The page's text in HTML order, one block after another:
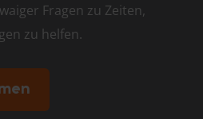
Fragen zu Zeiten,
zu helfen.